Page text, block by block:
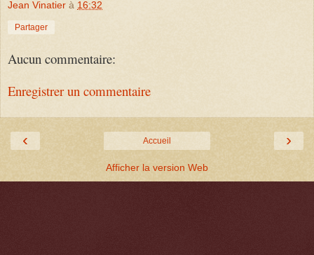
Jean Vinatier à 16:32
Partager
Aucun commentaire:
Enregistrer un commentaire
‹ ›
Accueil
Afficher la version Web